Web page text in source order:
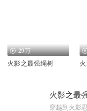
29万
火影之最强绳树
火影之最